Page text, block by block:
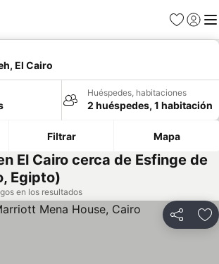
Favoritos
Iniciar
El Cairo
Huéspedes, habitaciones
2 huéspedes, 1 habitación
Filtrar Mapa
El Cairo cerca de Esfinge de
Egipto)
en los resultados
Compartir